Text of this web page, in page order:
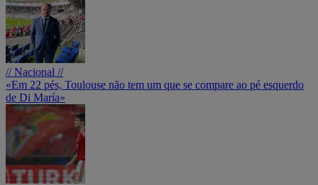
// Nacional //
«Em 22 pés, Toulouse não tem um que se compare ao pé esquerdo
de Di María»